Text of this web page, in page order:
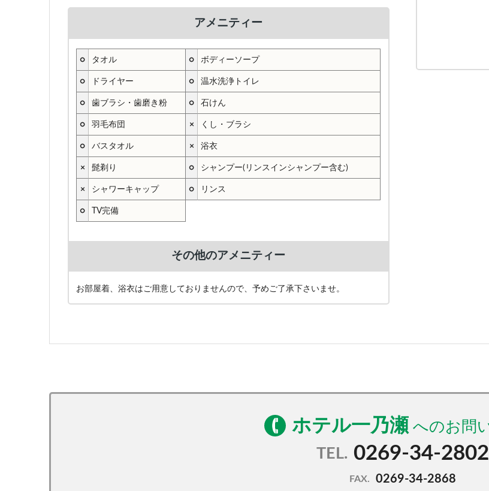
アメニティー
○ タオル ○ ボディーソープ
○ ドライヤー ○ 温水洗浄トイレ
○ 歯ブラシ・歯磨き粉 ○ 石けん
○ 羽毛布団 × くし・ブラシ
○ バスタオル × 浴衣
× 髭剃り ○ シャンプー(リンスインシャンプー含む)
× シャワーキャップ ○ リンス
○ TV完備
その他のアメニティー
お部屋着、浴衣はご用意しておりませんので、予めご了承下さいませ。
ホテル一乃瀬
TEL. 0269-34-2802
FAX. 0269-34-2868